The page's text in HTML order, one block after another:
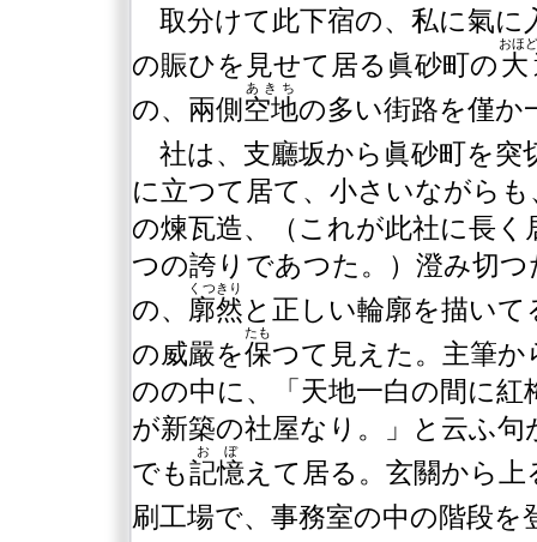
取分けて此下宿の、私に氣に
の賑ひを見せて居る眞砂町の
おほ
の、兩側 空地
あきち
の多い街路を僅か
社は、支廳坂から眞砂町を突
に立つて居て、小さいながら
の煉瓦造、（これが此社に長
つの誇りであつた。）澄み切
の、 廓然
くつきり
と正しい輪廓を描いて
の威嚴を保
たも
つて見えた。主筆
のの中に、「天地一白の間に
が新築の社屋なり。」と云ふ
でも記憶
おぼ
えて居る。玄關から
刷工場で、事務室の中の階段